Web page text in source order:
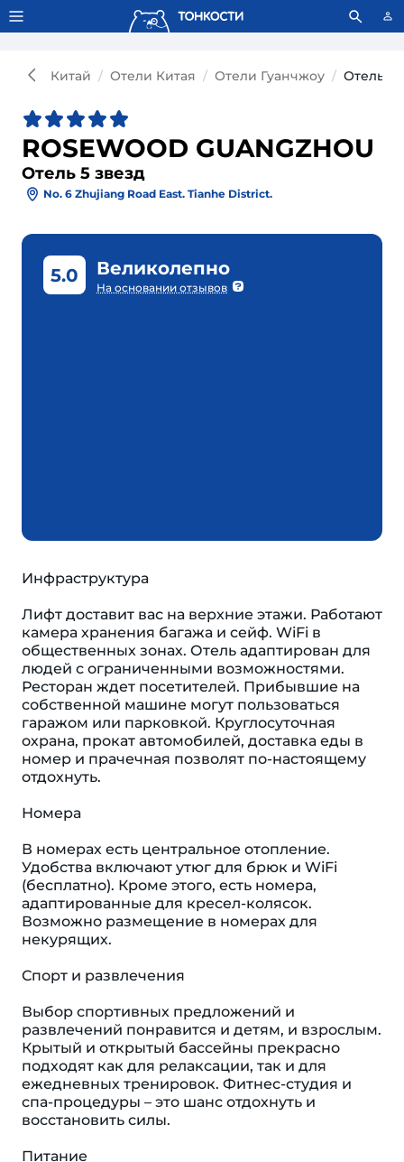
Тонкости используют сookie-файлы. Что это значит?
Китай Отели Китая Отели Гуанчжоу Отель
ROSEWOOD GUANGZHOU
Отель 5 звезд
No. 6 Zhujiang Road East. Tianhe District.
5.0 Великолепно
На основании отзывов
Инфраструктура
Лифт доставит вас на верхние этажи. Работают
камера хранения багажа и сейф. WiFi в
общественных зонах. Отель адаптирован для
людей с ограниченными возможностями.
Ресторан ждет посетителей. Прибывшие на
собственной машине могут пользоваться
гаражом или парковкой. Круглосуточная
охрана, прокат автомобилей, доставка еды в
номер и прачечная позволят по-настоящему
отдохнуть.
Номера
В номерах есть центральное отопление.
Удобства включают утюг для брюк и WiFi
(бесплатно). Кроме этого, есть номера,
адаптированные для кресел-колясок.
Возможно размещение в номерах для
некурящих.
Спорт и развлечения
Выбор спортивных предложений и
развлечений понравится и детям, и взрослым.
Крытый и открытый бассейны прекрасно
подходят как для релаксации, так и для
ежедневных тренировок. Фитнес-студия и
спа-процедуры – это шанс отдохнуть и
восстановить силы.
Питание